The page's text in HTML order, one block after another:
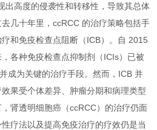
出高度的侵袭性和转移性，导致其总体
几十年里，ccRCC 的治疗策略包括手
和免疫检查点阻断（ICB）。自 2015
各种免疫检查点抑制剂（ICIs）已被
成为关键的治疗手段。然而，ICB 并
果受个体差异、肿瘤分期和病理类型
肾透明细胞癌（ccRCC）的治疗仍面
疗法以及提高免疫治疗的疗效仍是当